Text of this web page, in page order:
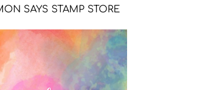
SAYS STAMP STORE